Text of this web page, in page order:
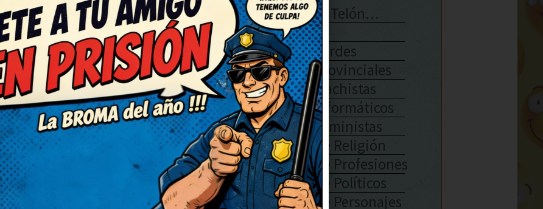
ahora. Deberían
este. Muy ingenioso y
del bueno, con gracia y
RESPONDER
Se Abre El Telón…
Enlaces
Chistes Verdes
Chistes Provinciales
Chistes Machistas
Chistes Informáticos
Chistes Feministas
Chistes De Religión
Chistes De Profesiones
Chistes De Políticos
Chistes De Personajes